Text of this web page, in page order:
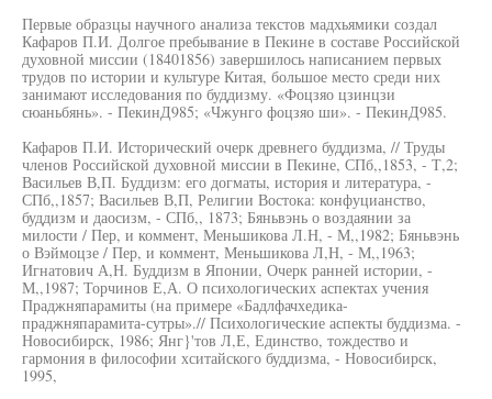
Первые образцы научного анализа текстов мадхьямики создал
Кафаров П.И. Долгое пребывание в Пекине в составе Российской
духовной миссии (18401856) завершилось написанием первых
трудов по истории и культуре Китая, большое место среди них
занимают исследования по буддизму. «Фоцзяо цзинцзи
сюаньбянь». - ПекинД985; «Чжунго фоцзяо ши». - ПекинД985.
Кафаров П.И. Исторический очерк древнего буддизма, // Труды
членов Российской духовной миссии в Пекине, СПб,,1853, - Т,2;
Васильев В,П. Буддизм: его догматы, история и литература, -
СПб,,1857; Васильев В,П, Религии Востока: конфуцианство,
буддизм и даосизм, - СПб,, 1873; Бяньвэнь о воздаянии за
милости / Пер, и коммент, Меньшикова Л.Н, - М,,1982; Бяньвэнь
о Вэймоцзе / Пер, и коммент, Меньшикова Л,Н, - М,,1963;
Игнатович А,Н. Буддизм в Японии, Очерк ранней истории, -
М,,1987; Торчинов Е,А. О психологических аспектах учения
Праджняпарамиты (на примере «Бадлфачхедика-
праджняпарамита-сутры».// Психологические аспекты буддизма. -
Новосибирск, 1986; Янг}'тов Л,Е, Единство, тождество и
гармония в философии хситайского буддизма, - Новосибирск,
1995,